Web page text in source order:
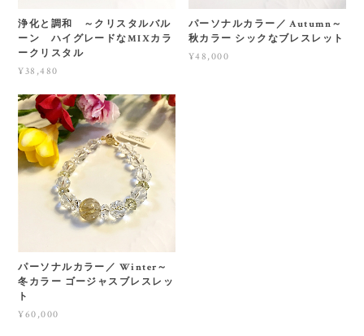
浄化と調和 ～クリスタルバル
ーン ハイグレードなMIXカラ
ークリスタル
¥38,480
パーソナルカラー／ Autumn～
秋カラー シックなブレスレット
¥48,000
パーソナルカラー／ Winter～
冬カラー ゴージャスブレスレッ
ト
¥60,000